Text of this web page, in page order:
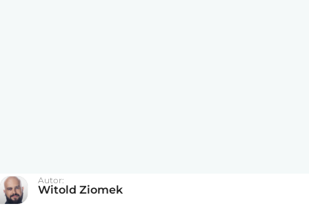
Autor:
Witold Ziomek